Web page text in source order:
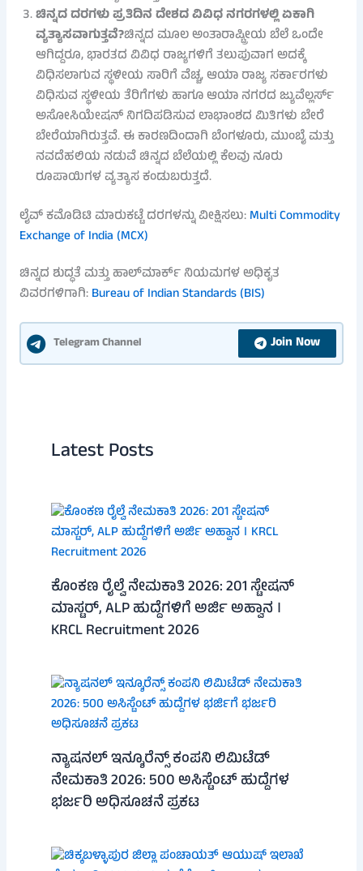
ಚಿನ್ನದ ದರಗಳು ಪ್ರತಿದಿನ ದೇಶದ ವಿವಿಧ ನಗರಗಳಲ್ಲಿ ಏಕಾಗಿ
ವ್ಯತ್ಯಾಸವಾಗುತ್ತವೆ?ಚಿನ್ನದ ಮೂಲ ಅಂತಾರಾಷ್ಟ್ರೀಯ ಬೆಲೆ ಒಂದೇ
ಆಗಿದ್ದರೂ, ಭಾರತದ ವಿವಿಧ ರಾಜ್ಯಗಳಿಗೆ ತಲುಪುವಾಗ ಅದಕ್ಕೆ
ವಿಧಿಸಲಾಗುವ ಸ್ಥಳೀಯ ಸಾರಿಗೆ ವೆಚ್ಚ, ಆಯಾ ರಾಜ್ಯ ಸರ್ಕಾರಗಳು
ವಿಧಿಸುವ ಸ್ಥಳೀಯ ತೆರಿಗೆಗಳು ಹಾಗೂ ಆಯಾ ನಗರದ ಜ್ಯುವೆಲ್ಲರ್ಸ್
ಅಸೋಸಿಯೇಷನ್ ನಿಗದಿಪಡಿಸುವ ಲಾಭಾಂಶದ ಮಿತಿಗಳು ಬೇರೆ
ಬೇರೆಯಾಗಿರುತ್ತವೆ. ಈ ಕಾರಣದಿಂದಾಗಿ ಬೆಂಗಳೂರು, ಮುಂಬೈ ಮತ್ತು
ನವದೆಹಲಿಯ ನಡುವೆ ಚಿನ್ನದ ಬೆಲೆಯಲ್ಲಿ ಕೆಲವು ನೂರು
ರೂಪಾಯಿಗಳ ವ್ಯತ್ಯಾಸ ಕಂಡುಬರುತ್ತದೆ.
ಲೈವ್ ಕಮೊಡಿಟಿ ಮಾರುಕಟ್ಟೆ ದರಗಳನ್ನು ವೀಕ್ಷಿಸಲು:Multi Commodity
Exchange of India (MCX)
ಚಿನ್ನದ ಶುದ್ಧತೆ ಮತ್ತು ಹಾಲ್‌ಮಾರ್ಕ್ ನಿಯಮಗಳ ಅಧಿಕೃತ
ವಿವರಗಳಿಗಾಗಿ:Bureau of Indian Standards (BIS)
Telegram Channel Join Now
Latest Posts
ಕೊಂಕಣ ರೈಲ್ವೆ ನೇಮಕಾತಿ 2026: 201 ಸ್ಟೇಷನ್
ಮಾಸ್ಟರ್, ALP ಹುದ್ದೆಗಳಿಗೆ ಅರ್ಜಿ ಅಹ್ವಾನ ।
KRCL Recruitment 2026
ನ್ಯಾಷನಲ್ ಇನ್ಶೂರೆನ್ಸ್ ಕಂಪನಿ ಲಿಮಿಟೆಡ್
ನೇಮಕಾತಿ 2026: 500 ಅಸಿಸ್ಟೆಂಟ್ ಹುದ್ದೆಗಳ
ಭರ್ಜರಿ ಅಧಿಸೂಚನೆ ಪ್ರಕಟ